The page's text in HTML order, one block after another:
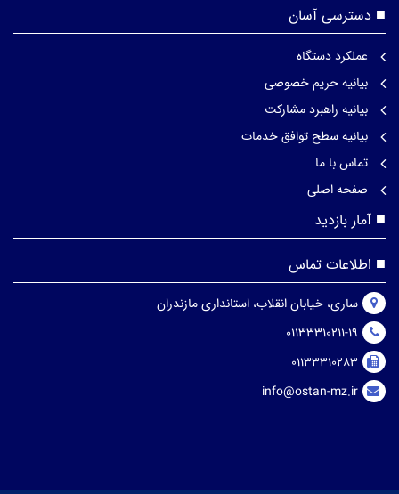
دسترسی آسان
عملکرد دستگاه
بیانیه حریم خصوصی
بیانیه راهبرد مشارکت
بیانیه سطح توافق خدمات
تماس با ما
صفحه اصلی
آمار بازدید
اطلاعات تماس
ساری، خیابان انقلاب، استانداری مازندران
01133310211-19
01133310283
info@ostan-mz.ir